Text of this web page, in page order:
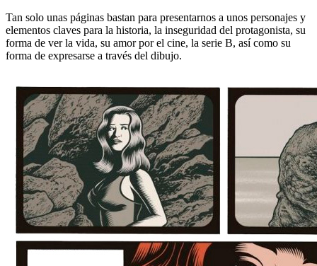
Tan solo unas páginas bastan para presentarnos a unos personajes y
elementos claves para la historia, la inseguridad del protagonista, su
forma de ver la vida, su amor por el cine, la serie B, así como su
forma de expresarse a través del dibujo.